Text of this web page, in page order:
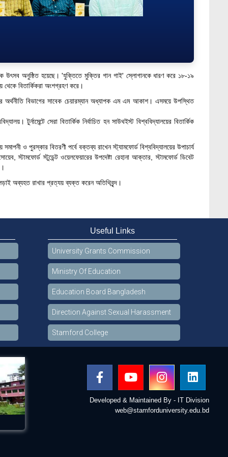
উৎসব অনুষ্ঠিত হয়েছে। 'যুক্তিতে মুক্তির গান গাই' স্লোগানকে ধারণ করে ১৮-১৯
বিতার্কিকরা অংশগ্রহণ করে।
অর্থনীতি বিভাগের সাবেক চেয়ারম্যান অধ্যাপক এম এম আকাশ। এসময়ে উপস্থিত
টুর্নামেন্টে সেরা বিতার্কিক নির্বাচিত হন সাউথইস্ট বিশ্ববিদ্যালয়ের বিতার্কিক
ও পুরস্কার বিতরণী পর্বে বক্তব্য রাখেন স্ট্যামফোর্ড বিশ্ববিদ্যালয়ের উপাচার্য
স্টামফোর্ড স্টুডেন্ট ওয়েলফেয়ারের উপদেষ্টা রেহানা আক্তার, স্টামফোর্ড ডিবেট
অব্যহত রাখার প্রত্যয় ব্যক্ত করেন অতিথিবৃন্দ।
Useful Links
University Grants Commission
Ministry Of Education
Education Board Bangladesh
Direction Against Sexual Harassment
Stamford College
Developed & Maintained By - IT Division
web@stamforduniversity.edu.bd